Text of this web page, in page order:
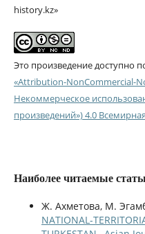
history.kz»
Это произведение доступно
«Attribution-NonCommercial-
Некоммерческое
произведений») 4.0 Всемирная
Наиболее читаемые
Ж. Ахметова, М.
NATIONAL-